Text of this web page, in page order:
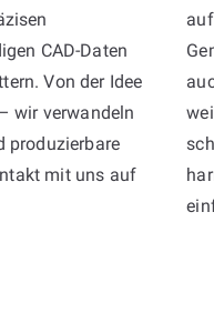
CAD-Daten
Von der Idee
wir verwandeln
produzierbare
mit uns auf